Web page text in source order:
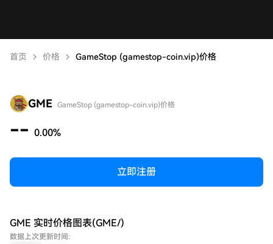
首页 价格 GameStop (gamestop-coin.vip)价格
GME GameStop (gamestop-coin.vip)价格
-- 0.00%
立即注册
GME 实时价格图表(GME/)
数据上次更新时间: